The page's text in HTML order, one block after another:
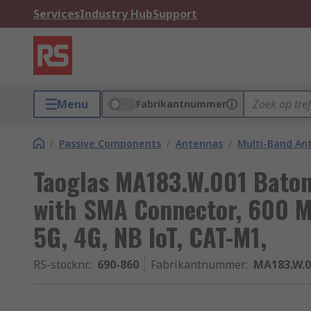
ServicesIndustry HubSupport
Menu Fabrikantnummer
/ Passive Components / Antennas / Multi-Band
Taoglas MA183.W.001
with SMA Connector, 600
5G, 4G, NB IoT, CAT-M1,
RS-stocknr.: 690-860 Fabrikantnummer: